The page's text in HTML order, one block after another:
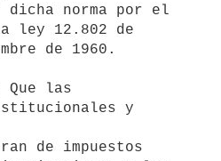
dicha norma por el
ley 12.802 de
de 1960.
y
de impuestos